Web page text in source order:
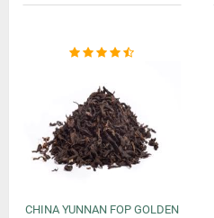
CHINA YUNNAN FOP GOLDEN